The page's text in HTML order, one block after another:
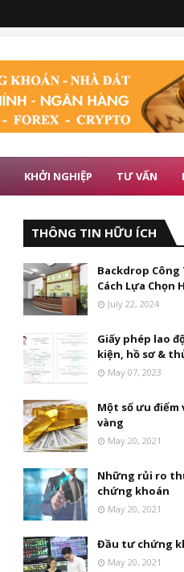
KHỞI NGHIỆP TƯ VẤN
THÔNG TIN HỮU ÍCH
Backdrop Công
Cách Lựa Chọn
July 22, 2024
Giấy phép lao
kiện, hồ sơ &
May 07, 2023
Một số ưu điểm
vàng
May 20, 2021
Những rủi ro
chứng khoán
May 20, 2021
Đầu tư chứng
May 20, 2021